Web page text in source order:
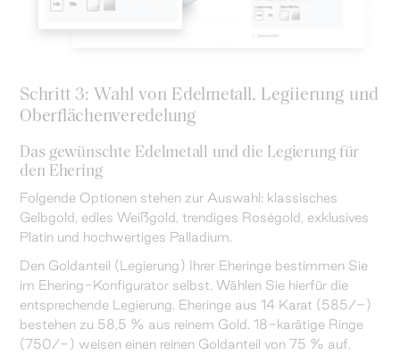
Schritt 3: Wahl von Edelmetall, Legiierung und
Oberflächenveredelung
Das gewünschte Edelmetall und die Legierung für
den Ehering
Folgende Optionen stehen zur Auswahl: klassisches
Gelbgold, edles Weißgold, trendiges Roségold, exklusives
Platin und hochwertiges Palladium.
Den Goldanteil (Legierung) Ihrer Eheringe bestimmen Sie
im Ehering-Konfigurator selbst. Wählen Sie hierfür die
entsprechende Legierung. Eheringe aus 14 Karat (585/-)
bestehen zu 58,5 % aus reinem Gold. 18-karätige Ringe
(750/-) weisen einen reinen Goldanteil von 75 % auf.